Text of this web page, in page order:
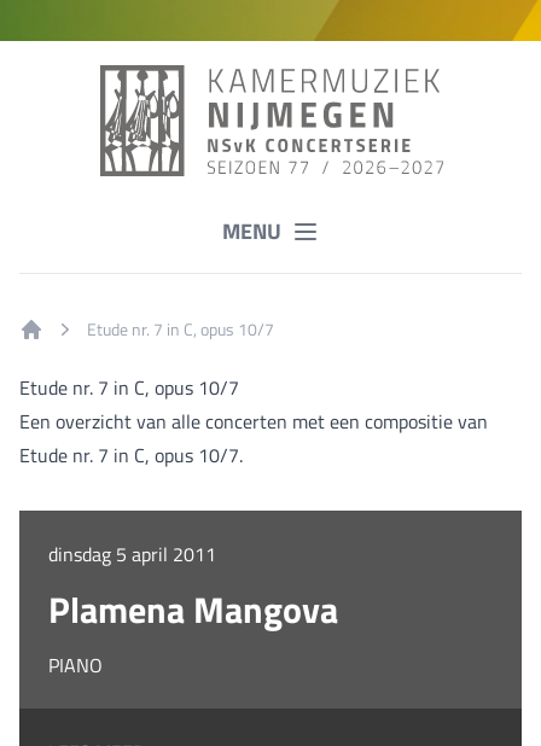
MENU
Etude nr. 7 in C, opus 10/7
Etude nr. 7 in C, opus 10/7
Een overzicht van alle concerten met een compositie van
Etude nr. 7 in C, opus 10/7.
dinsdag 5 april 2011
Plamena Mangova
PIANO